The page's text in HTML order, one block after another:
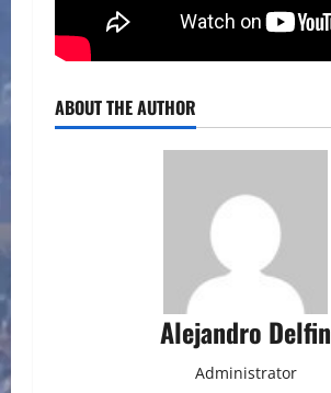
ABOUT THE AUTHOR
Alejandro Delfin
Administrator